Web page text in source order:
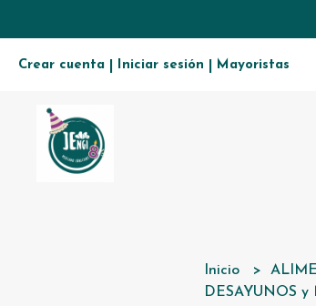
Crear cuenta Iniciar sesión Mayoristas
Inicio
DESAYUNOS y